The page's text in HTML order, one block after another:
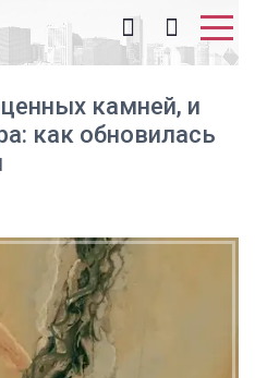
камней, и
как обновилась